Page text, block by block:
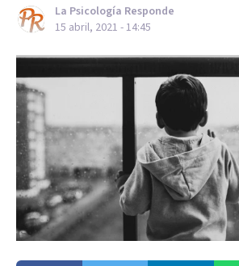
La Psicología Responde
15 abril, 2021 - 14:45